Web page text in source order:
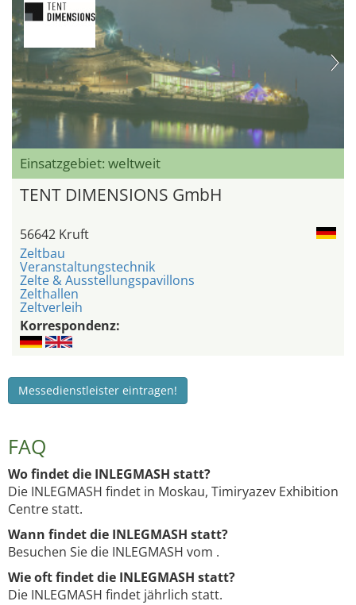
Einsatzgebiet: weltweit
TENT DIMENSIONS GmbH
56642 Kruft
Zeltbau
Veranstaltungstechnik
Zelte & Ausstellungspavillons
Zelthallen
Zeltverleih
Korrespondenz:
Messedienstleister eintragen!
FAQ
Wo findet die INLEGMASH statt?
Die INLEGMASH findet in Moskau, Timiryazev Exhibition
Centre statt.
Wann findet die INLEGMASH statt?
Besuchen Sie die INLEGMASH vom .
Wie oft findet die INLEGMASH statt?
Die INLEGMASH findet jährlich statt.